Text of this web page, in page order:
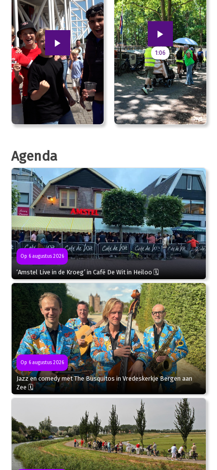
1:06
Agenda
Op 6 augustus 2026
‘Amstel Live in de Kroeg’ in Café De Wit in Heiloo 🗓
Op 6 augustus 2026
Jazz en comedy met The Busquitos in Vredeskerkje Bergen aan
Zee 🗓